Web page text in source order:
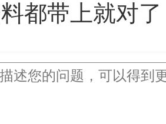
都带上就对